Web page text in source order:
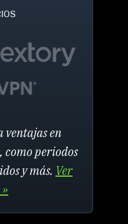
en
como periodos
y más. Ver